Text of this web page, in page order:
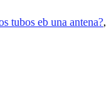
tubos eb una antena?,